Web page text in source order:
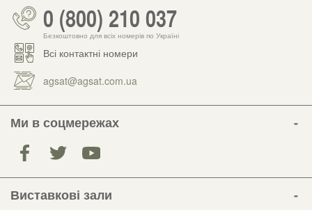
0 (800) 210 037
Безкоштовно для всіх номерів по Україні
Всі контактні номери
agsat@agsat.com.ua
Ми в соцмережах
Виставкові зали